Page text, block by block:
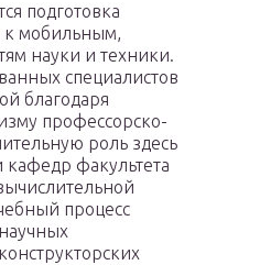
подготовка
к мобильным,
науки и техники.
специалистов
благодаря
профессорско-
роль здесь
факультета
процесс